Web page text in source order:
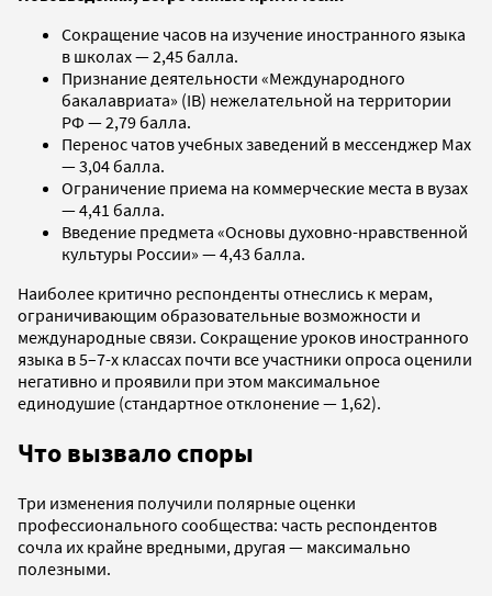
Сокращение часов на изучение иностранного языка
в школах — 2,45 балла.
Признание деятельности «Международного
бакалавриата» (IB) нежелательной на территории
РФ — 2,79 балла.
Перенос чатов учебных заведений в мессенджер Max
— 3,04 балла.
Ограничение приема на коммерческие места в вузах
— 4,41 балла.
Введение предмета «Основы духовно-нравственной
культуры России» — 4,43 балла.
Наиболее критично респонденты отнеслись к мерам,
ограничивающим образовательные возможности и
международные связи. Сокращение уроков иностранного
языка в 5–7-х классах почти все участники опроса оценили
негативно и проявили при этом максимальное
единодушие (стандартное отклонение — 1,62).
Что вызвало споры
Три изменения получили полярные оценки
профессионального сообщества: часть респондентов
сочла их крайне вредными, другая — максимально
полезными.